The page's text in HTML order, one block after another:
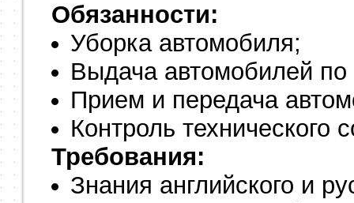
Обязанности:
Уборка автомобиля;
Выдача автомобилей по
Прием и передача
Контроль технического
Требования:
Знания английского и